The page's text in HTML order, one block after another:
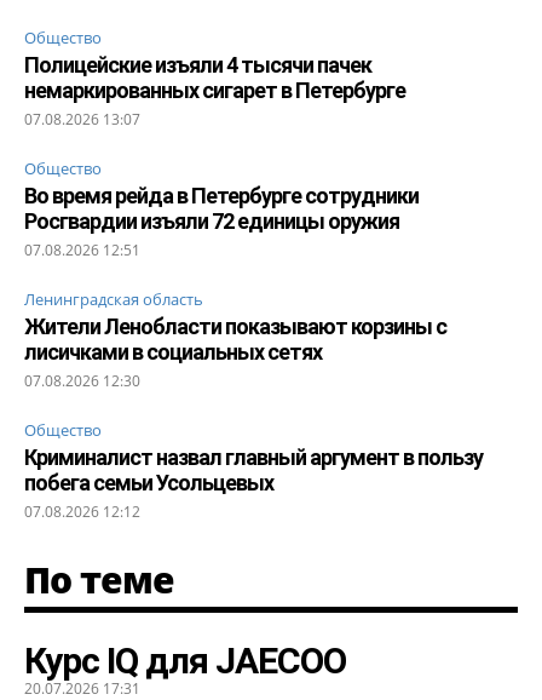
Общество
Полицейские изъяли 4 тысячи пачек
немаркированных сигарет в Петербурге
07.08.2026 13:07
Общество
Во время рейда в Петербурге сотрудники
Росгвардии изъяли 72 единицы оружия
07.08.2026 12:51
Ленинградская область
Жители Ленобласти показывают корзины с
лисичками в социальных сетях
07.08.2026 12:30
Общество
Криминалист назвал главный аргумент в пользу
побега семьи Усольцевых
07.08.2026 12:12
По теме
Курс IQ для JAECOO
20.07.2026 17:31